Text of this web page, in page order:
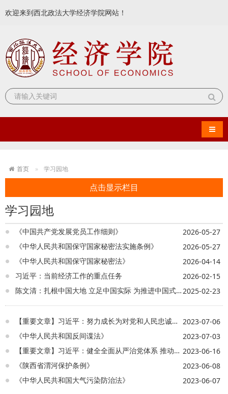
欢迎来到西北政法大学经济学院网站！
导航
首页 学习园地
点击显示栏目
学习园地
《中国共产党发展党员工作细则》
2026-05-27
《中华人民共和国保守国家秘密法实施条例》
2026-05-27
《中华人民共和国保守国家秘密法》
2026-04-14
习近平：当前经济工作的重点任务
2026-02-15
陈文清：扎根中国大地 立足中国实际 为推进中国式现代化提供有力法治保障2025-02-23
【重要文章】习近平：努力成长为对党和人民忠诚可靠、堪当时代重任的栋梁之才※ 2023-07-06
《中华人民共和国反间谍法》
2023-07-03
【重要文章】习近平：健全全面从严治党体系 推动新时代党的建设新的伟大工程向纵深发展※ 2023-06-16
《陕西省渭河保护条例》
2023-06-08
《中华人民共和国大气污染防治法》
2023-06-07